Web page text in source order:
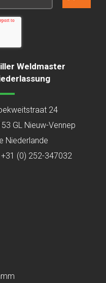
Weldmaster
24
GL Nieuw-Vennep
Niederlande
+31 (0) 252-347032